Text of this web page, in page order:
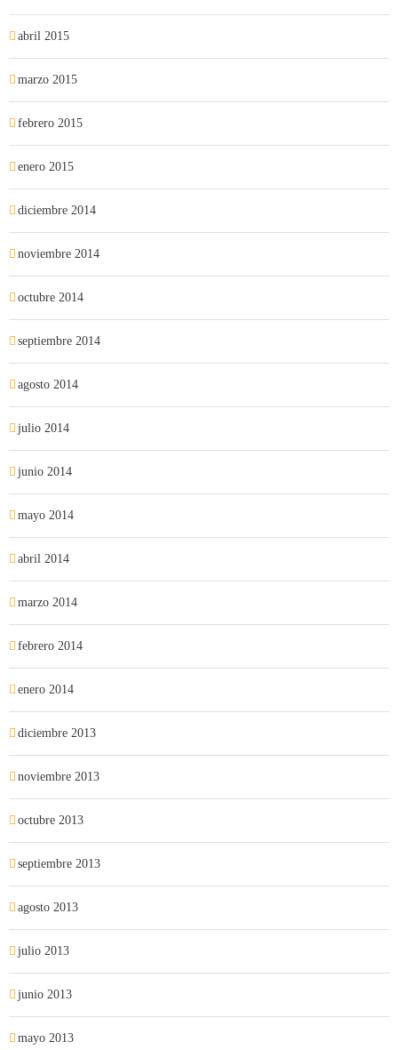
abril 2015
marzo 2015
febrero 2015
enero 2015
diciembre 2014
noviembre 2014
octubre 2014
septiembre 2014
agosto 2014
julio 2014
junio 2014
mayo 2014
abril 2014
marzo 2014
febrero 2014
enero 2014
diciembre 2013
noviembre 2013
octubre 2013
septiembre 2013
agosto 2013
julio 2013
junio 2013
mayo 2013